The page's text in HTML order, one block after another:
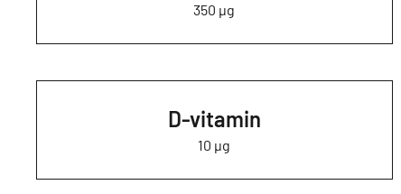
350 µg
D-vitamin
10 µg